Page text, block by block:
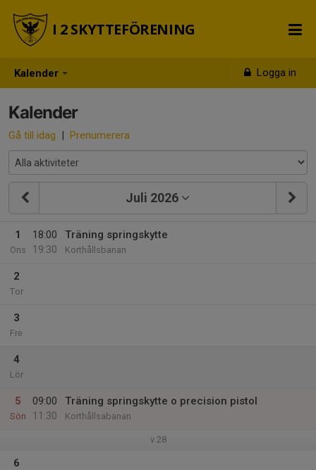
Kalender Logga in
I 2 SKYTTEFÖRENING
Kalender
Gå till idag | Prenumerera
Juli 2026
1
Ons
18:00
19:30
Träning springskytte
Korthållsbanan
2
Tor
3
Fre
4
Lör
5
Sön
09:00
11:30
Träning springskytte o precision pistol
Korthållsabanan
v.28
6